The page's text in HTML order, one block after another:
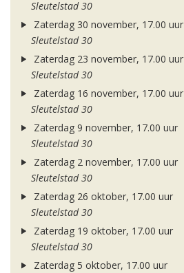
Sleutelstad 30
Zaterdag 30 november, 17.00 uur
Sleutelstad 30
Zaterdag 23 november, 17.00 uur
Sleutelstad 30
Zaterdag 16 november, 17.00 uur
Sleutelstad 30
Zaterdag 9 november, 17.00 uur
Sleutelstad 30
Zaterdag 2 november, 17.00 uur
Sleutelstad 30
Zaterdag 26 oktober, 17.00 uur
Sleutelstad 30
Zaterdag 19 oktober, 17.00 uur
Sleutelstad 30
Zaterdag 5 oktober, 17.00 uur